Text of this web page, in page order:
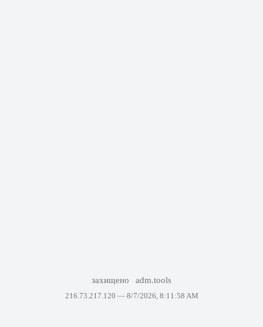
захищено adm.tools
216.73.217.120 — 8/7/2026, 8:11:58 AM